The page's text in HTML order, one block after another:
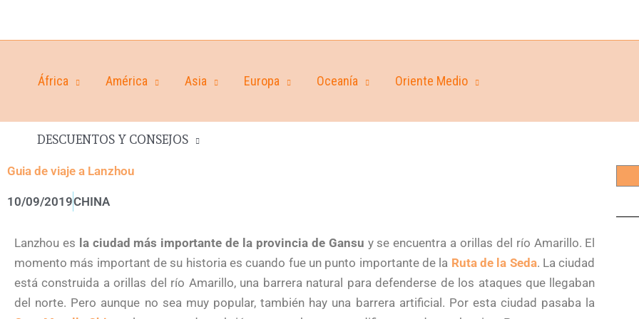
África América Asia Europa Oceanía Oriente Medio
DESCUENTOS Y CONSEJOS
Guia de viaje a Lanzhou
10/09/2019CHINA
Lanzhou es la ciudad más importante de la provincia de Gansu y se encuentra a orillas del río Amarillo. El
momento más important de su historia es cuando fue un punto importante de la Ruta de la Seda. La ciudad
está construida a orillas del río Amarillo, una barrera natural para defenderse de los ataques que llegaban
del norte. Pero aunque no sea muy popular, también hay una barrera artificial. Por esta ciudad pasaba la